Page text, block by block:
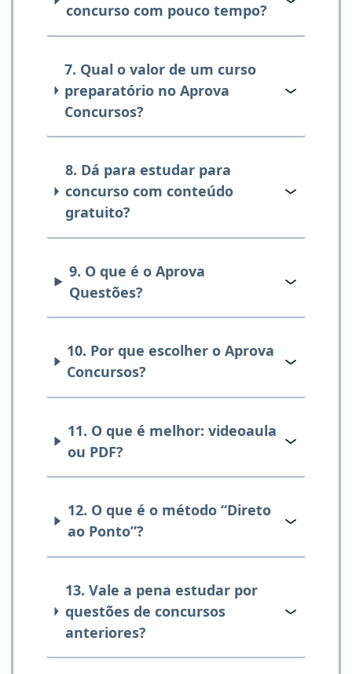
concurso com pouco tempo?
7. Qual o valor de um curso
preparatório no Aprova
Concursos?
8. Dá para estudar para
concurso com conteúdo
gratuito?
9. O que é o Aprova
Questões?
10. Por que escolher o Aprova
Concursos?
11. O que é melhor: videoaula
ou PDF?
12. O que é o método “Direto
ao Ponto”?
13. Vale a pena estudar por
questões de concursos
anteriores?